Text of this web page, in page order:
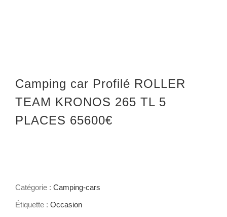
Camping car Profilé ROLLER
TEAM KRONOS 265 TL 5
PLACES 65600€
Catégorie : Camping-cars
Étiquette : Occasion